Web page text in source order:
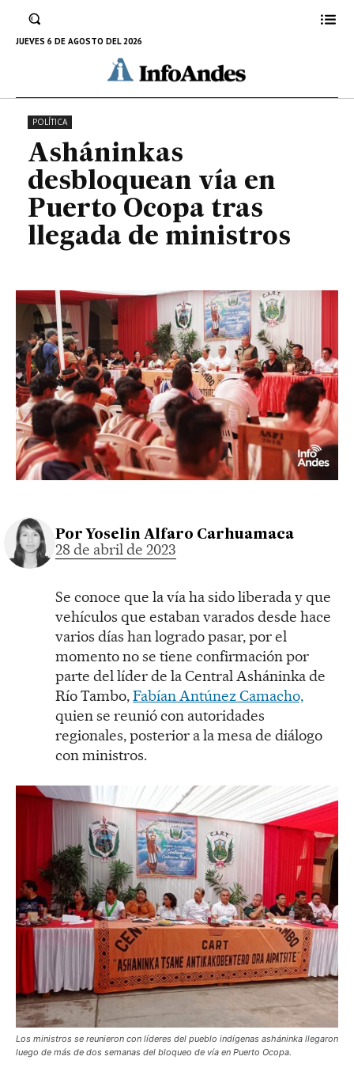
JUEVES 6 DE AGOSTO DEL 2026
Puerto Ocopa tras llegada de
ministros
28 DE ABRIL DE 2023
POLÍTICA
Asháninkas
desbloquean vía en
Puerto Ocopa tras
llegada de ministros
Por Yoselin Alfaro Carhuamaca
28 de abril de 2023
Se conoce que la vía ha sido liberada y que
vehículos que estaban varados desde hace
varios días han logrado pasar, por el
momento no se tiene confirmación por
parte del líder de la Central Asháninka de
Río Tambo,Fabían Antúnez Camacho,
quien se reunió con autoridades
regionales, posterior a la mesa de diálogo
con ministros.
Los ministros se reunieron con líderes del pueblo indígenas asháninka llegaron
luego de más de dos semanas del bloqueo de vía en Puerto Ocopa.